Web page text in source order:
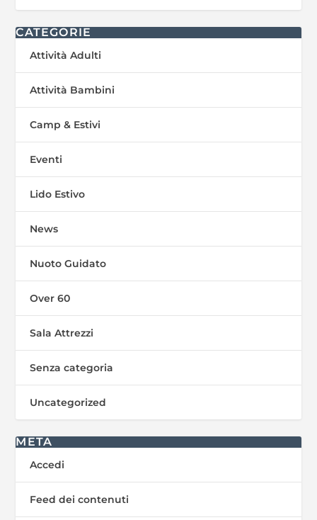
CATEGORIE
Attività Adulti
Attività Bambini
Camp & Estivi
Eventi
Lido Estivo
News
Nuoto Guidato
Over 60
Sala Attrezzi
Senza categoria
Uncategorized
META
Accedi
Feed dei contenuti